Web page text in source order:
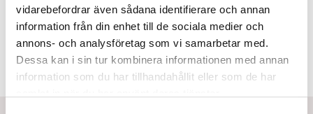
vidarebefordrar även sådana identifierare och annan
information från din enhet till de sociala medier och
annons- och analysföretag som vi samarbetar med.
Dessa kan i sin tur kombinera informationen med annan
information som du har tillhandahållit eller som de har
APP STORE